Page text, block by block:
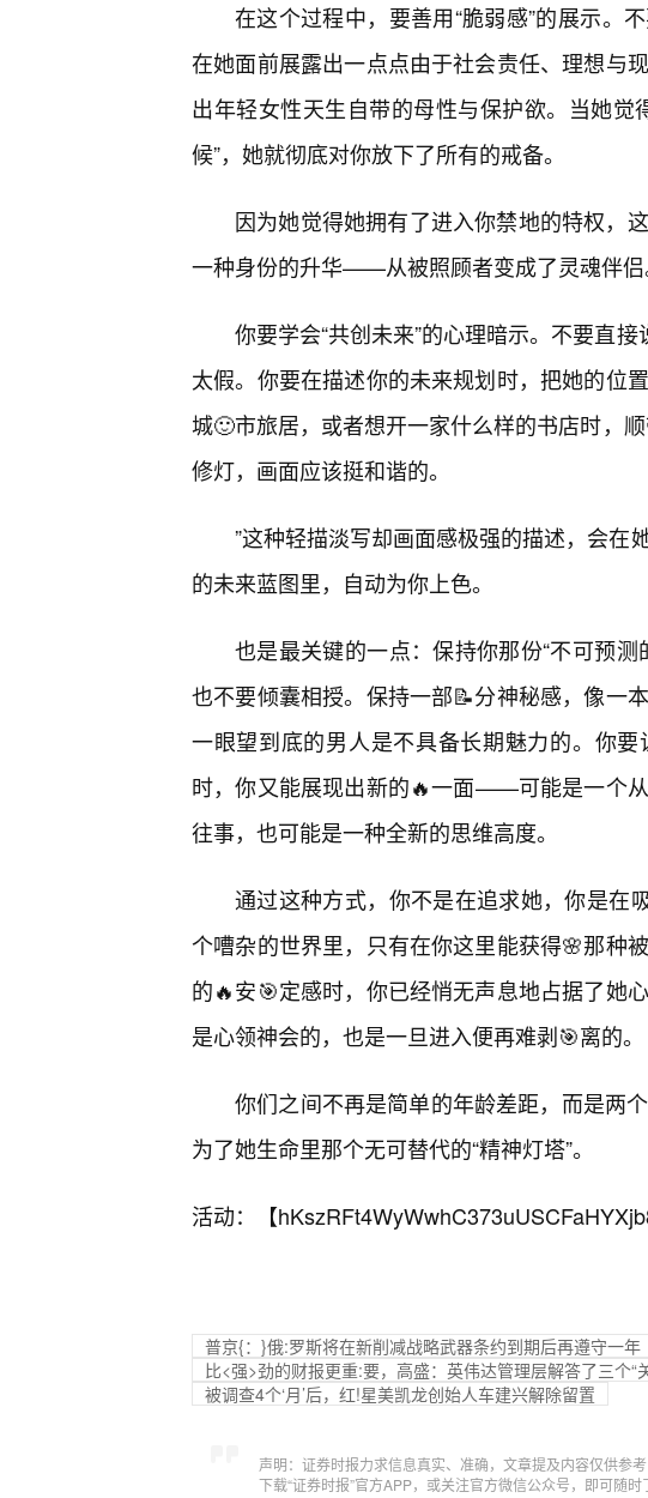
在这个过程中，要善用“脆弱感”的展示。
在她面前展露出一点点由于社会责任、理想与
出年轻女性天生自带的母性与保护欲。当她觉
候”，她就彻底对你放下了所有的戒备。
因为她觉得她拥有了进入你禁地的特权，
一种身份的升华——从被照顾者变成了灵魂伴侣
你要学会“共创未来”的心理暗示。不要直
太假。你要在描述你的未来规划时，把她的位
城🙂市旅居，或者想开一家什么样的书店时，
修灯，画面应该挺和谐的。
”这种轻描淡写却画面感极强的描述，会在
的未来蓝图里，自动为你上色。
也是最关键的一点：保持你那份“不可预测
也不要倾囊相授。保持一部📝分神秘感，像一
一眼望到底的男人是不具备长期魅力的。你
时，你又能展现出新的🔥一面——可能是一个
往事，也可能是一种全新的思维高度。
通过这种方式，你不是在追求她，你是在
个嘈杂的世界里，只有在你这里能获得🌸那种
的🔥安🎯定感时，你已经悄无声息地占据了她
是心领神会的，也是一旦进入便再难剥🎯离的。
你们之间不再是简单的年龄差距，而是两
为了她生命里那个无可替代的“精神灯塔”。
活动：【
普京{：}俄:罗斯将在新削减战略武器条约到期后再遵守一年
比<强>劲的财报更重:要，高盛：英伟达管理层解答了三个“
被调查4个‘月’后，红!星美凯龙创始人车建兴解除留置
声明：证券时报力求信息真实、准确，文章提及内容仅供参
下载“证券时报”官方APP，或关注官方微信公众号，即可随